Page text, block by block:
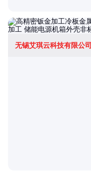
无锡艾琪云科技有限公司